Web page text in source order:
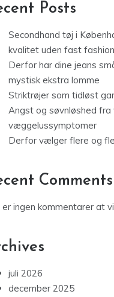
Posts
Secondhand tøj i
kvalitet uden fast fashion
Derfor har dine jeans
mystisk ekstra lomme
Striktrøjer som tidløst
Angst og søvnløshed fra
væggelussymptomer
Derfor vælger flere og
Comments
er ingen kommentarer at
juli 2026
december 2025